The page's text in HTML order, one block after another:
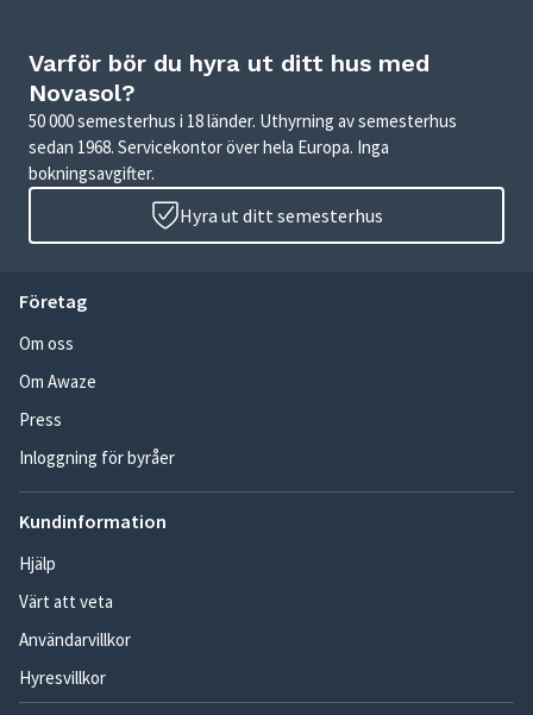
Varför bör du hyra ut ditt hus med
Novasol?
50 000 semesterhus i 18 länder. Uthyrning av semesterhus
sedan 1968. Servicekontor över hela Europa. Inga
bokningsavgifter.
Hyra ut ditt semesterhus
Företag
Om oss
Om Awaze
Press
Inloggning för byråer
Kundinformation
Hjälp
Värt att veta
Användarvillkor
Hyresvillkor